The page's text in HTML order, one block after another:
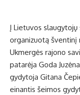
Į Lietuvos slaugytojų
organizuotą šventinį
Ukmergės rajono
patarėja Goda
gydytoja Gitana
einantis šeimos